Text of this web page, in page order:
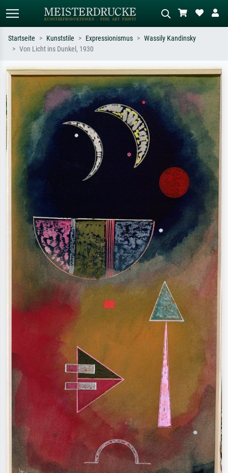
Suchen Sie nach Künstlern, Werktiteln
oder Stilen – z.B. Monet,
Sternennacht, Impressionismus, Welle
Hokusai, Akt.
Beschreiben Sie die Szene – z.B. Grüne
Wiese, Abstrakt mit viel Rot, Dunkles
Ölgemälde, Stehender Akt neben einem
Baum.
Startseite Kunststile Expressionismus
Wassily Kandinsky
Von Licht ins Dunkel, 1930